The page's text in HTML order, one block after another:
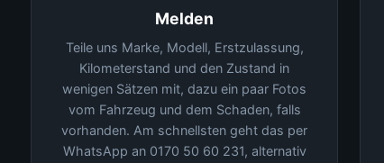
Melden
Teile uns Marke, Modell, Erstzulassung,
Kilometerstand und den Zustand in
wenigen Sätzen mit, dazu ein paar Fotos
vom Fahrzeug und dem Schaden, falls
vorhanden. Am schnellsten geht das per
WhatsApp an 0170 50 60 231, alternativ